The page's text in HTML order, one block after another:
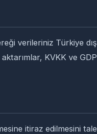
verileriniz Türkiye
KVKK ve
itiraz edilmesini